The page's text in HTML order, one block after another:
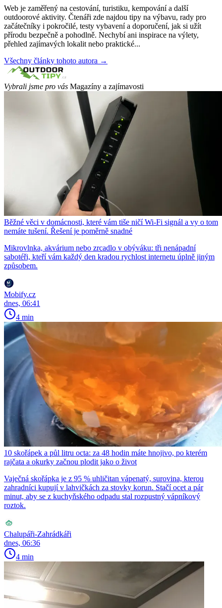
Web je zaměřený na cestování, turistiku, kempování a další
outdoorové aktivity. Čtenáři zde najdou tipy na výbavu, rady pro
začátečníky i pokročilé, testy vybavení a doporučení, jak si užít
přírodu bezpečně a pohodlně. Nechybí ani inspirace na výlety,
přehled zajímavých lokalit nebo praktické...
Všechny články tohoto autora →
Vybrali jsme pro vás Magazíny a zajímavosti
Běžné věci v domácnosti, které vám tiše ničí Wi-Fi signál a vy o tom
nemáte tušení. Řešení je poměrně snadné
Mikrovlnka, akvárium nebo zrcadlo v obýváku: tři nenápadní
sabotéři, kteří vám každý den kradou rychlost internetu úplně jiným
způsobem.
Mobify.cz
dnes, 06:41
4 min
10 skořápek a půl litru octa: za 48 hodin máte hnojivo, po kterém
rajčata a okurky začnou plodit jako o život
Vaječná skořápka je z 95 % uhličitan vápenatý, surovina, kterou
zahradníci kupují v lahvičkách za stovky korun. Stačí ocet a pár
minut, aby se z kuchyňského odpadu stal rozpustný vápníkový
roztok.
Chalupáři-Zahrádkáři
dnes, 06:36
4 min